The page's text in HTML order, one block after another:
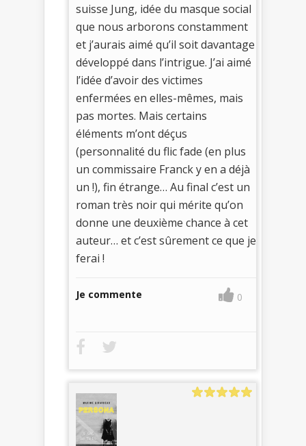
suisse Jung, idée du masque social
que nous arborons constamment
et j’aurais aimé qu’il soit davantage
développé dans l’intrigue. J’ai aimé
l’idée d’avoir des victimes
enfermées en elles-mêmes, mais
pas mortes. Mais certains
éléments m’ont déçus
(personnalité du flic fade (en plus
un commissaire Franck y en a déjà
un !), fin étrange… Au final c’est un
roman très noir qui mérite qu’on
donne une deuxième chance à cet
auteur… et c’est sûrement ce que je
ferai !
Je commente 0